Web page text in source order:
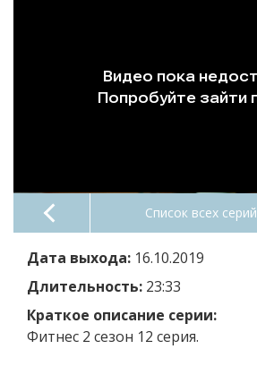
Список всех серий
Дата выхода: 16.10.2019
Длительность: 23:33
Краткое описание серии:
Фитнес 2 сезон 12 серия.